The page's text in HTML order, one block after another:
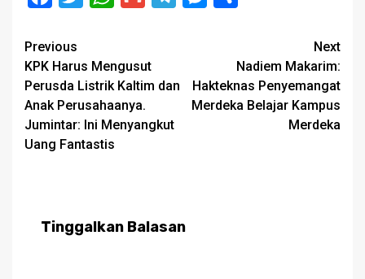
Post
navigation
Previous
KPK Harus Mengusut
Perusda Listrik Kaltim dan
Anak Perusahaanya.
Jumintar: Ini Menyangkut
Uang Fantastis
Next
Nadiem Makarim:
Hakteknas Penyemangat
Merdeka Belajar Kampus
Merdeka
Tinggalkan Balasan